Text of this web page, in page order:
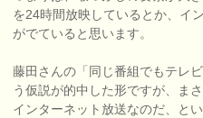
を24時間放映しているとか、イ
がでていると思います。
藤田さんの「同じ番組でもテレ
う仮説が的中した形ですが、ま
インターネット放送なのだ、と